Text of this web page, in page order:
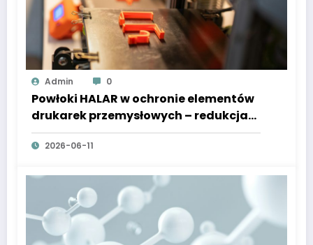
Admin 0
Powłoki HALAR w ochronie elementów
drukarek przemysłowych – redukcja
zużycia i awarii
2026-06-11